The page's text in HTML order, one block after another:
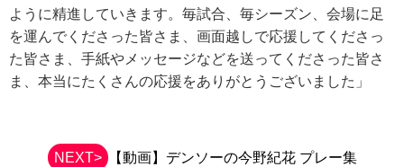
ように精進していきます。毎試合、毎シーズン、会場に足
を運んでくださった皆さま、画面越しで応援してくださっ
た皆さま、手紙やメッセージなどを送ってくださった皆さ
ま、本当にたくさんの応援をありがとうございました」
NEXT> 【動画】デンソーの今野紀花 プレー集